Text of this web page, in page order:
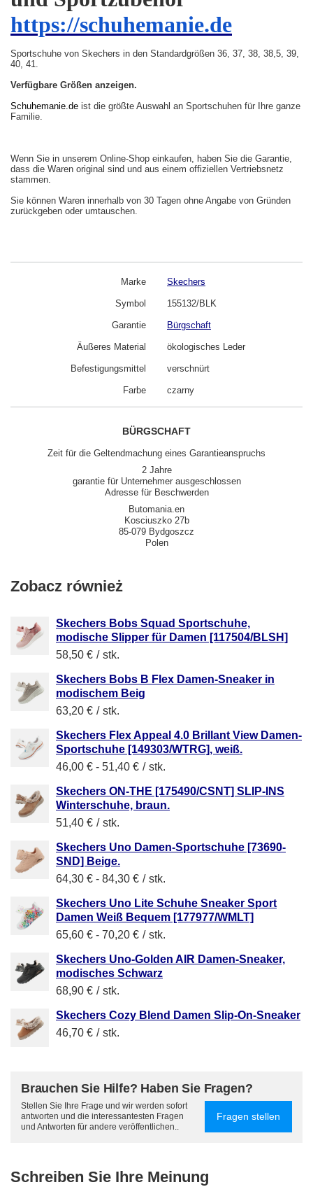
https://schuhemanie.de
Sportschuhe von Skechers in den Standardgrößen 36, 37, 38, 38,5, 39,
40, 41.
Verfügbare Größen anzeigen.
Schuhemanie.de ist die größte Auswahl an Sportschuhen für Ihre ganze
Familie.
Wenn Sie in unserem Online-Shop einkaufen, haben Sie die Garantie,
dass die Waren original sind und aus einem offiziellen Vertriebsnetz
stammen.
Sie können Waren innerhalb von 30 Tagen ohne Angabe von Gründen
zurückgeben oder umtauschen.
Marke Skechers
Symbol 155132/BLK
Garantie Bürgschaft
Äußeres Material ökologisches Leder
Befestigungsmittel verschnürt
Farbe czarny
BÜRGSCHAFT
Zeit für die Geltendmachung eines Garantieanspruchs
2 Jahre
garantie für Unternehmer ausgeschlossen
Adresse für Beschwerden
Butomania.en
Kosciuszko 27b
85-079 Bydgoszcz
Polen
Zobacz również
Skechers Bobs Squad Sportschuhe,
modische Slipper für Damen [117504/BLSH]
58,50 € / stk.
Skechers Bobs B Flex Damen-Sneaker in
modischem Beig
63,20 € / stk.
Skechers Flex Appeal 4.0 Brillant View Damen-
Sportschuhe [149303/WTRG], weiß.
46,00 € - 51,40 € / stk.
Skechers ON-THE [175490/CSNT] SLIP-INS
Winterschuhe, braun.
51,40 € / stk.
Skechers Uno Damen-Sportschuhe [73690-
SND] Beige.
64,30 € - 84,30 € / stk.
Skechers Uno Lite Schuhe Sneaker Sport
Damen Weiß Bequem [177977/WMLT]
65,60 € - 70,20 € / stk.
Skechers Uno-Golden AIR Damen-Sneaker,
modisches Schwarz
68,90 € / stk.
Skechers Cozy Blend Damen Slip-On-Sneaker
46,70 € / stk.
Brauchen Sie Hilfe? Haben Sie Fragen?
Stellen Sie Ihre Frage und wir werden sofort
antworten und die interessantesten Fragen
und Antworten für andere veröffentlichen..
Fragen stellen
Schreiben Sie Ihre Meinung